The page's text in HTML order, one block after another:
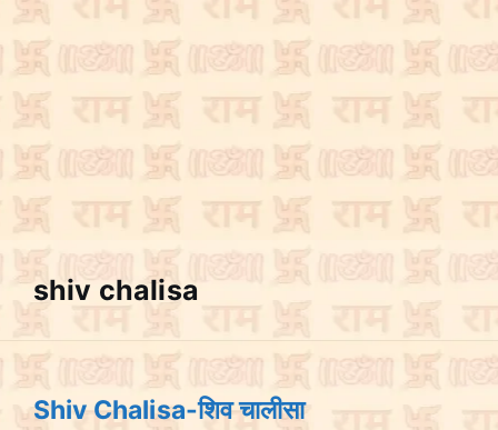
shiv chalisa
Shiv Chalisa-शिव चालीसा